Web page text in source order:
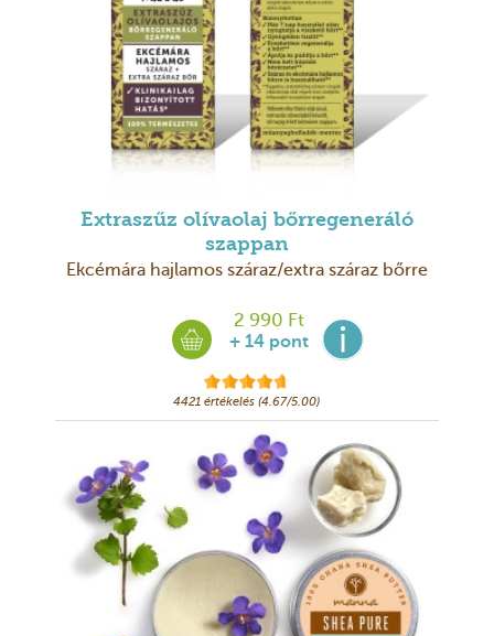
Extraszűz olívaolaj bőrregeneráló
szappan
Ekcémára hajlamos száraz/extra száraz bőrre
2 990 Ft
+ 14 pont
4421 értékelés (4.67/5.00)